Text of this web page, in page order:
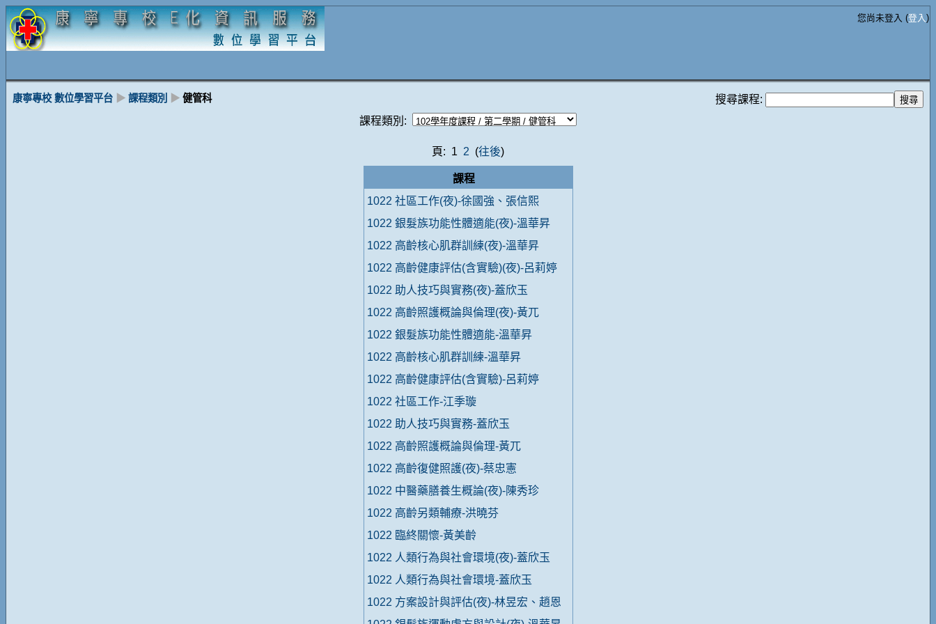
您尚未登入 (登入)
康寧專校 數位學習平台 ▶ 課程類別 ▶ 健管科
搜尋課程:
課程類別:
頁: 1 2 (往後)
課程
1022 社區工作(夜)-徐國強、張信熙
1022 銀髮族功能性體適能(夜)-溫華昇
1022 高齡核心肌群訓練(夜)-溫華昇
1022 高齡健康評估(含實驗)(夜)-呂莉婷
1022 助人技巧與實務(夜)-蓋欣玉
1022 高齡照護概論與倫理(夜)-黃兀
1022 銀髮族功能性體適能-溫華昇
1022 高齡核心肌群訓練-溫華昇
1022 高齡健康評估(含實驗)-呂莉婷
1022 社區工作-江季璇
1022 助人技巧與實務-蓋欣玉
1022 高齡照護概論與倫理-黃兀
1022 高齡復健照護(夜)-蔡忠憲
1022 中醫藥膳養生概論(夜)-陳秀珍
1022 高齡另類輔療-洪曉芬
1022 臨終關懷-黃美齡
1022 人類行為與社會環境(夜)-蓋欣玉
1022 人類行為與社會環境-蓋欣玉
1022 方案設計與評估(夜)-林昱宏、趙恩